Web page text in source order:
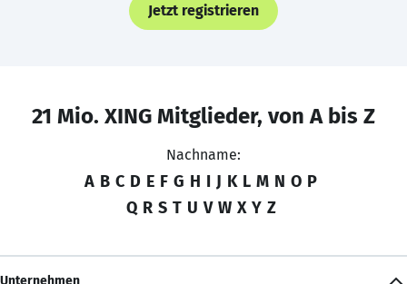
Jetzt registrieren
21 Mio. XING Mitglieder, von A bis Z
Nachname:
A B C D E F G H I J K L M N O P
Q R S T U V W X Y Z
Unternehmen